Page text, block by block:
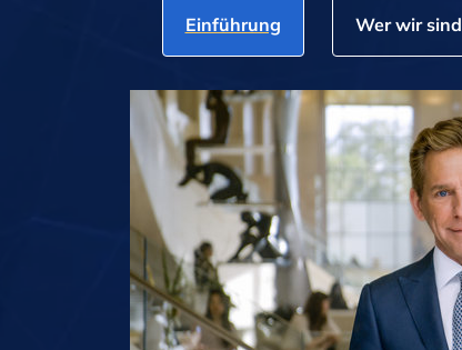
Einführung Wer wir sind